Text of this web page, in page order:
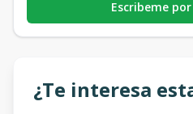
Escribeme
¿Te interesa